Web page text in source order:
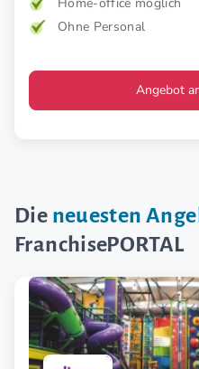
Ohne Personal
Angebot
Die neuesten
FranchisePORTAL